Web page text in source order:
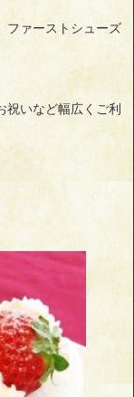
ファーストシューズ
祝いなど幅広くご利